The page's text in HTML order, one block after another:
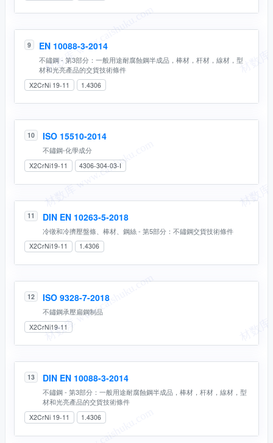
9 EN 10088-3-2014
不鏽鋼 - 第3部分：一般用途耐腐蝕鋼半成品，棒材，杆材，線材，型
材和光亮產品的交貨技術條件
X2CrNi 19-11 1.4306
10 ISO 15510-2014
不鏽鋼-化學成分
X2CrNi19-11 4306-304-03-I
11 DIN EN 10263-5-2018
冷镦和冷擠壓盤條、棒材、鋼絲 - 第5部分：不鏽鋼交貨技術條件
X2CrNi19-11 1.4306
12 ISO 9328-7-2018
不鏽鋼承壓扁鋼制品
X2CrNi19-11
13 DIN EN 10088-3-2014
不鏽鋼 - 第3部分：一般用途耐腐蝕鋼半成品，棒材，杆材，線材，型
材和光亮產品的交貨技術條件
X2CrNi 19-11 1.4306